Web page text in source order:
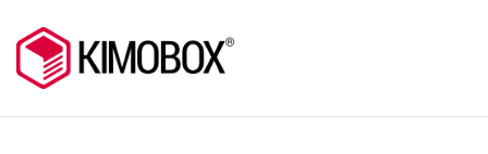
to
content